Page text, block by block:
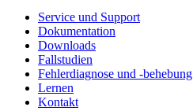
Service und Support
Dokumentation
Downloads
Fallstudien
Fehlerdiagnose und -behebung
Lernen
Kontakt